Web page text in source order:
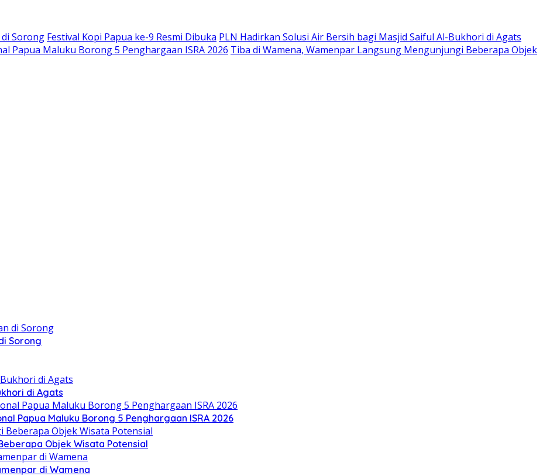
Sorong Festival Kopi Papua ke-9 Resmi Dibuka PLN Hadirkan Solusi Air Bersih bagi Masjid Saiful Al-Bukhori di Agats
Papua Maluku Borong 5 Penghargaan ISRA 2026 Tiba di Wamena, Wamenpar Langsung Mengunjungi Beberapa Objek
Sorong
di Agats
Papua Maluku Borong 5 Penghargaan ISRA 2026
Objek Wisata Potensial
di Wamena